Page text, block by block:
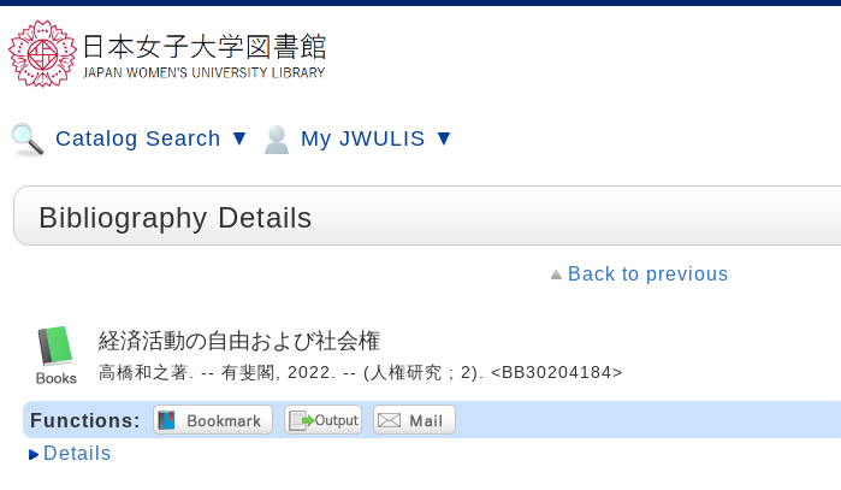
Catalog Search ▼ My JWULIS ▼
Bibliography Details
Back to previous
経済活動の自由および社会権
高橋和之著. -- 有斐閣, 2022. -- (人権研究 ; 2). <BB30204184>
Functions:
Details